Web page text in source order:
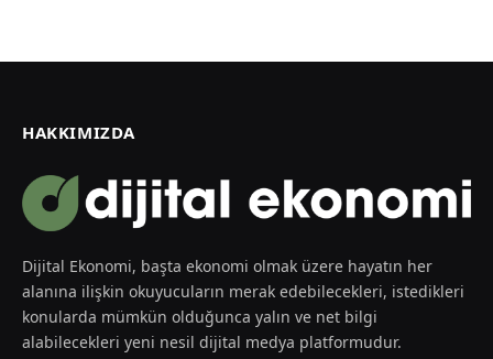
HAKKIMIZDA
Dijital Ekonomi, başta ekonomi olmak üzere hayatın her
alanına ilişkin okuyucuların merak edebilecekleri, istedikleri
konularda mümkün olduğunca yalın ve net bilgi
alabilecekleri yeni nesil dijital medya platformudur.